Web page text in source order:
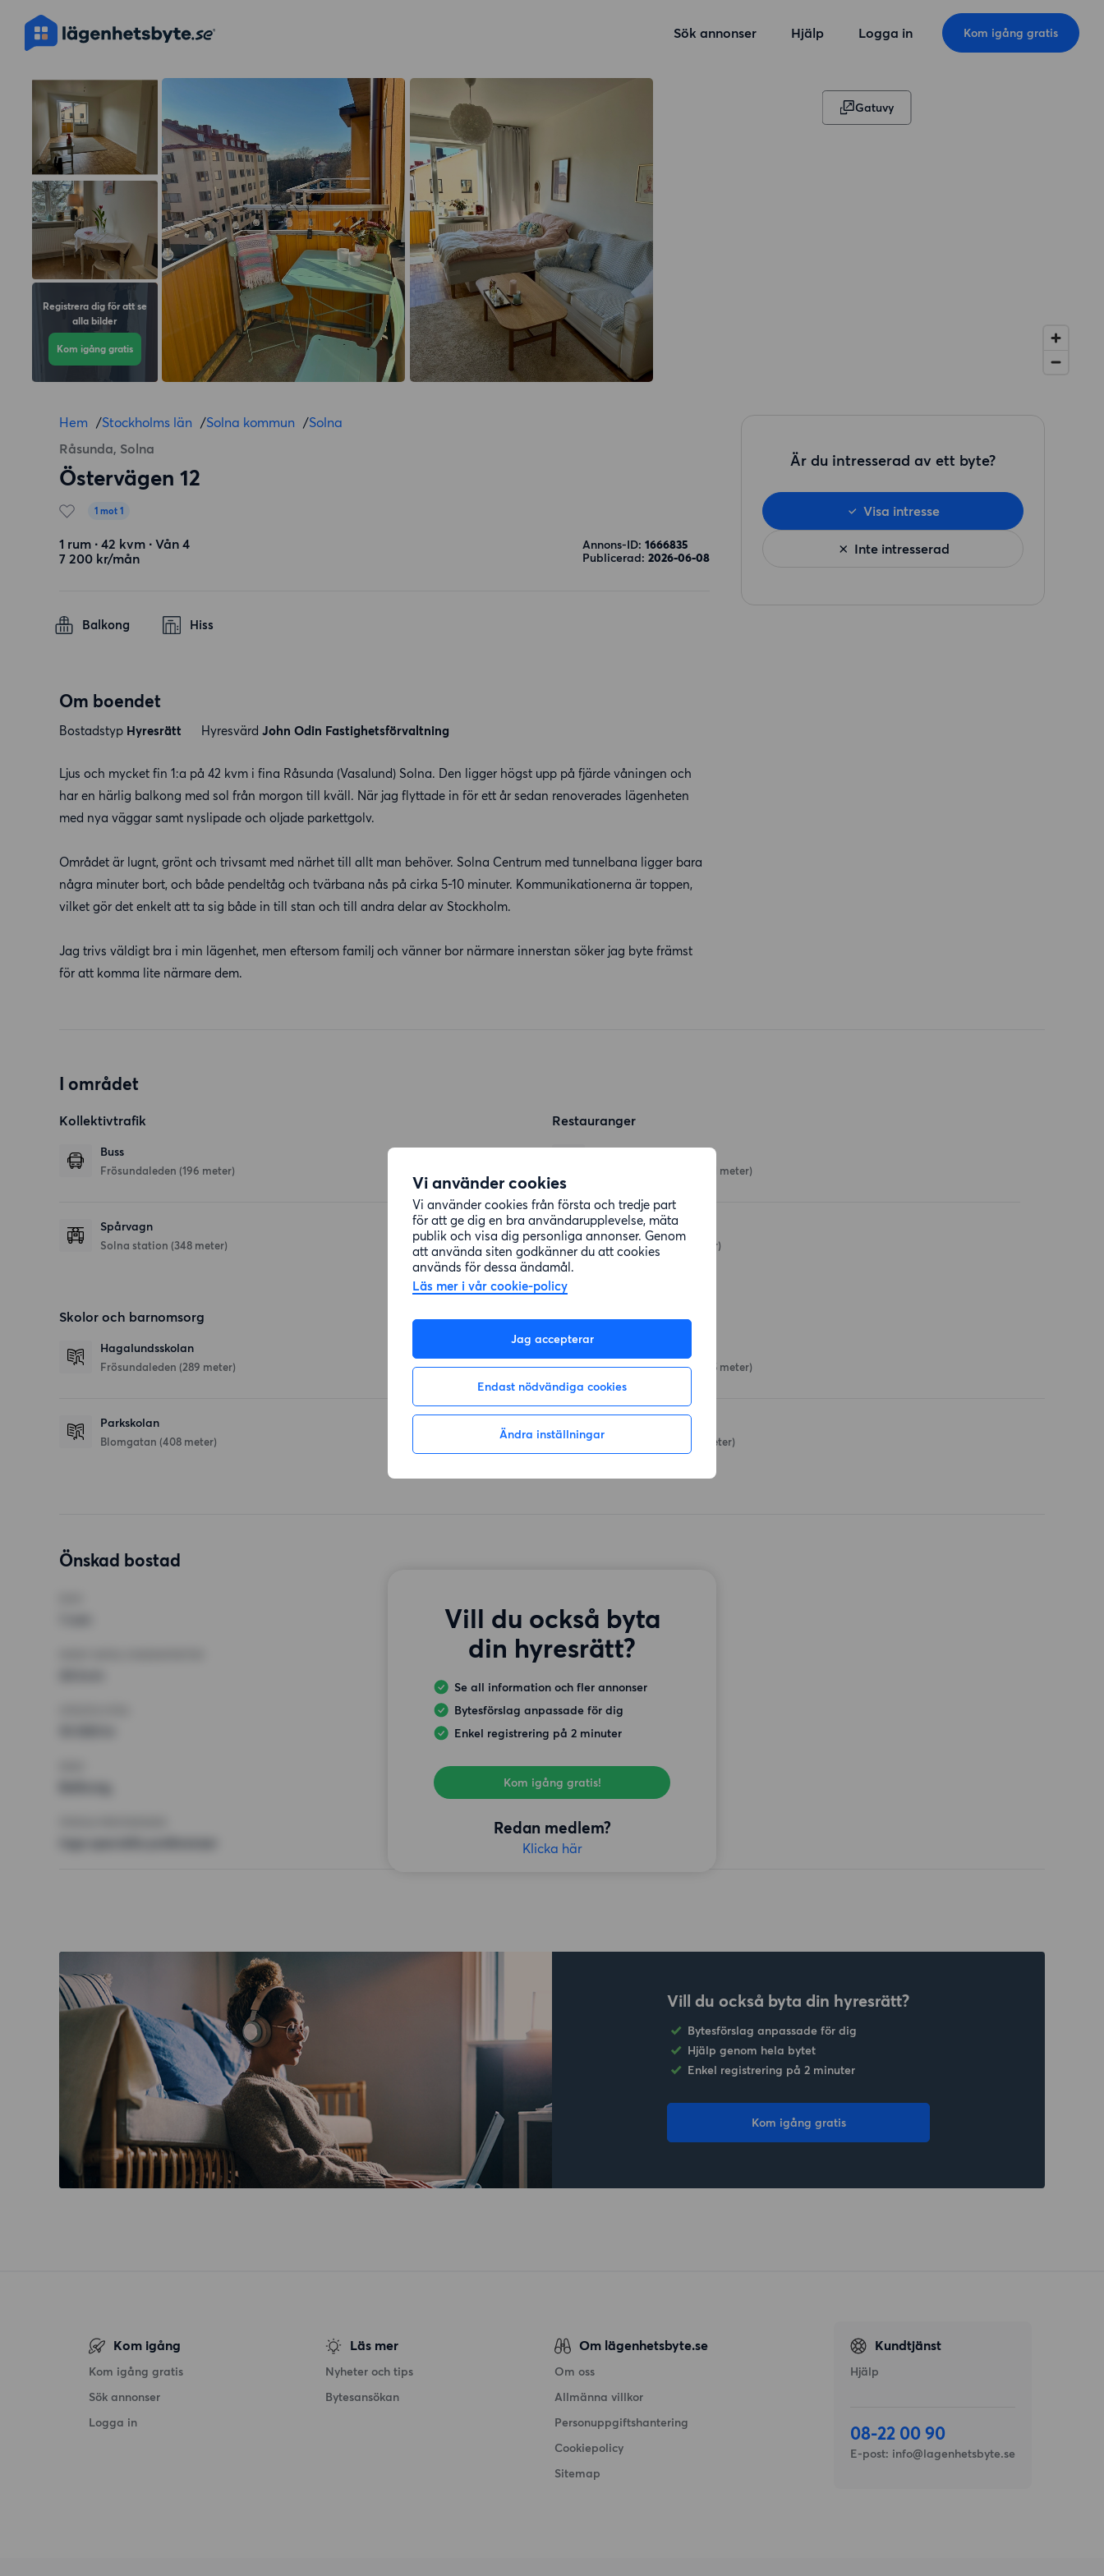
Vi använder cookies
Vi använder cookies från första och tredje part
för att ge dig en bra användarupplevelse, mäta
publik och visa dig personliga annonser. Genom
att använda siten godkänner du att cookies
används för dessa ändamål.
Läs mer i vår cookie-policy
Jag accepterar
Endast nödvändiga cookies
Ändra inställningar
Sök annonser Hjälp Logga in Kom igång gratis
Registrera dig för att se
alla bilder
Kom igång gratis
Gatuvy
Hem /Stockholms län /Solna kommun /Solna
Råsunda, Solna
Östervägen 12
1 mot 1
1 rum ∙ 42 kvm ∙ Vån 4
7 200 kr/mån
Annons-ID: 1666835
Publicerad: 2026-06-08
Balkong Hiss
Om boendet
Bostadstyp Hyresrätt Hyresvärd John Odin Fastighetsförvaltning
Ljus och mycket fin 1:a på 42 kvm i fina Råsunda (Vasalund) Solna. Den ligger högst upp på fjärde våningen och
har en härlig balkong med sol från morgon till kväll. När jag flyttade in för ett år sedan renoverades lägenheten
med nya väggar samt nyslipade och oljade parkettgolv.
Området är lugnt, grönt och trivsamt med närhet till allt man behöver. Solna Centrum med tunnelbana ligger bara
några minuter bort, och både pendeltåg och tvärbana nås på cirka 5-10 minuter. Kommunikationerna är toppen,
vilket gör det enkelt att ta sig både in till stan och till andra delar av Stockholm.
Jag trivs väldigt bra i min lägenhet, men eftersom familj och vänner bor närmare innerstan söker jag byte främst
för att komma lite närmare dem.
Är du intresserad av ett byte?
Inte intresserad
Visa intresse
I området
Kollektivtrafik
Buss
Frösundaleden (196 meter)
Spårvagn
Solna station (348 meter)
Restauranger
44 Sushi Take Away
(91 meter)
Mumtaz
Östervägen 11 (223 meter)
Skolor och barnomsorg
Hagalundsskolan
Frösundaleden (289 meter)
Parkskolan
Blomgatan (408 meter)
Affärer
Södra Långgatan 27 (195 meter)
ICA Kvantum Solna C
Centrumslingan (300 meter)
Önskad bostad
Vill du också byta
din hyresrätt?
Se all information och fler annonser
Bytesförslag anpassade för dig
Enkel registrering på 2 minuter
Kom igång gratis!
Redan medlem?
Klicka här
Vill du också byta din hyresrätt?
Bytesförslag anpassade för dig
Hjälp genom hela bytet
Enkel registrering på 2 minuter
Kom igång gratis
Kom igång
Kom igång gratis
Sök annonser
Logga in
Läs mer
Nyheter och tips
Bytesansökan
Om lägenhetsbyte.se
Om oss
Allmänna villkor
Personuppgiftshantering
Cookiepolicy
Sitemap
Kundtjänst
Hjälp
08-22 00 90
E-post: info@lagenhetsbyte.se